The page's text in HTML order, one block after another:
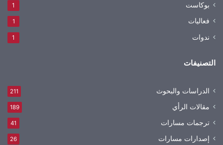
بوكاست 1
فعاليات 1
ندوات 1
التصنيفات
الدراسات والبحوث 211
مقالات الرأي 189
ترجمات مسارات 41
إصدارات مسارات 26